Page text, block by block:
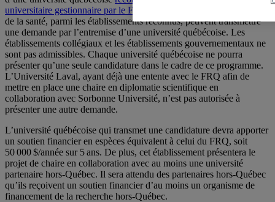
universitaire gestionnaire par le FRQ
de la santé, parmi les établissements reconnus, peuvent transmettre
une demande par l’entremise d’une université québécoise. Les
établissements collégiaux et les établissements gouvernementaux ne
sont pas admissibles. Chaque université québécoise ne pourra
présenter qu’une seule candidature dans le cadre de ce programme.
L’Université Laval, ayant déjà une entente avec le FRQ afin de
mettre en place une chaire en diplomatie scientifique en
collaboration avec Sorbonne Université, n’est pas autorisée à
présenter une autre demande.
L’université québécoise qui transmet une candidature devra apporter
un soutien financier en espèces équivalent à celui du FRQ, soit
50 000 $/année sur 5 ans. De plus, cet établissement présentera le
projet de chaire en collaboration avec au moins une université
partenaire hors-Québec. Il sera attendu des partenaires hors-Québec
qu’ils reçoivent un soutien financier d’au moins un organisme de
financement de la recherche hors-Québec.